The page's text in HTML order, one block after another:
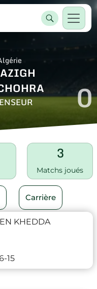
0
3
Matchs joués
Carrière
KHEDDA
15